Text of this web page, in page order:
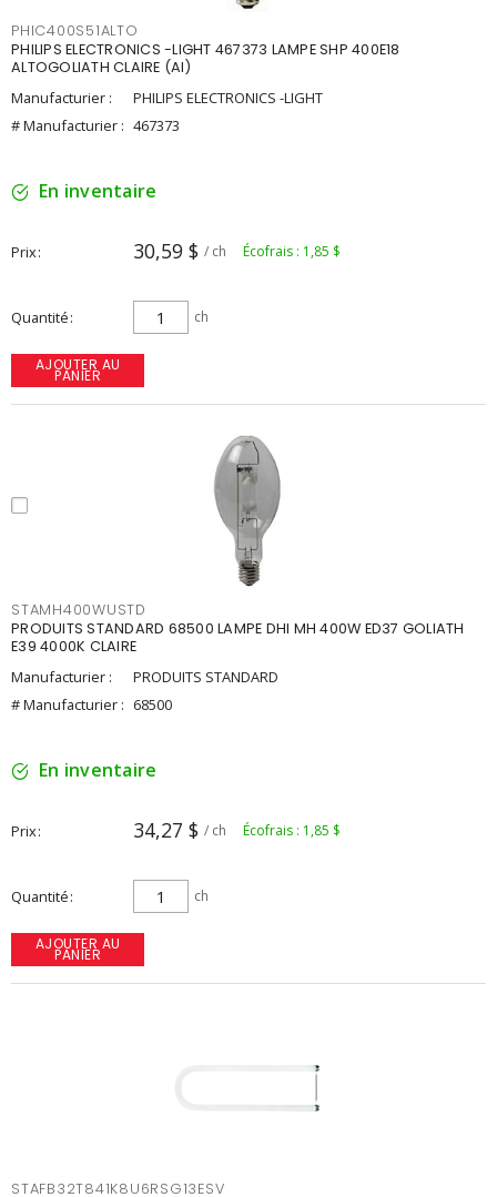
PHIC400S51ALTO
PHILIPS ELECTRONICS -LIGHT 467373 LAMPE SHP 400E18
ALTOGOLIATH CLAIRE (AI)
Manufacturier :
PHILIPS ELECTRONICS -LIGHT
# Manufacturier : 467373
En inventaire
Prix 30,59 $ / ch Écofrais : 1,85 $
Quantité ch
AJOUTER AU
PANIER
STAMH400WUSTD
PRODUITS STANDARD 68500 LAMPE DHI MH 400W ED37 GOLIATH
E39 4000K CLAIRE
Manufacturier :
PRODUITS STANDARD
# Manufacturier : 68500
En inventaire
Prix 34,27 $ / ch Écofrais : 1,85 $
Quantité ch
AJOUTER AU
PANIER
STAFB32T841K8U6RSG13ESV